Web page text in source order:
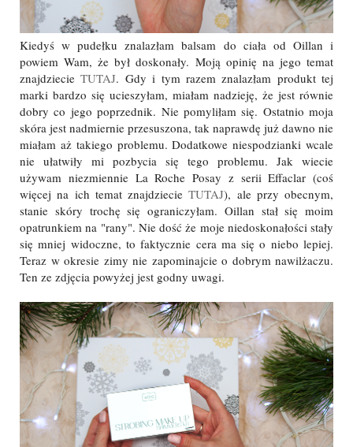
Kiedyś w pudełku znalazłam balsam do ciała od Oillan i
powiem Wam, że był doskonały. Moją opinię na jego temat
znajdziecieTUTAJ. Gdy i tym razem znalazłam produkt tej
marki bardzo się ucieszyłam, miałam nadzieję, że jest równie
dobry co jego poprzednik. Nie pomyliłam się. Ostatnio moja
skóra jest nadmiernie przesuszona, tak naprawdę już dawno nie
miałam aż takiego problemu. Dodatkowe niespodzianki wcale
nie ułatwiły mi pozbycia się tego problemu. Jak wiecie
używam niezmiennie La Roche Posay z serii Effaclar (coś
więcej na ich temat znajdziecieTUTAJ), ale przy obecnym,
stanie skóry trochę się ograniczyłam. Oillan stał się moim
opatrunkiem na "rany". Nie dość że moje niedoskonałości stały
się mniej widoczne, to faktycznie cera ma się o niebo lepiej.
Teraz w okresie zimy nie zapominajcie o dobrym nawilżaczu.
Ten ze zdjęcia powyżej jest godny uwagi.